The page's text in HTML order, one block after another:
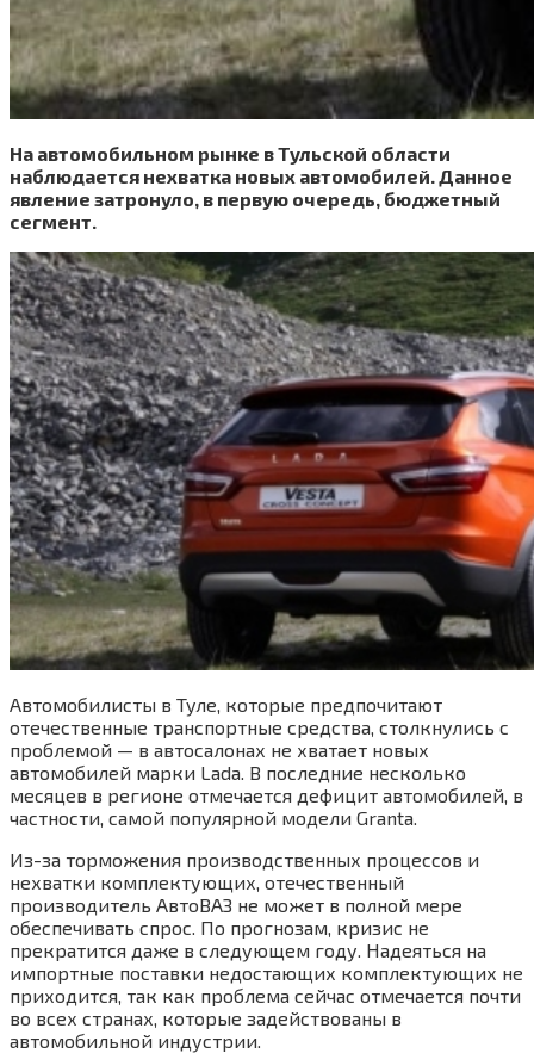
На автомобильном рынке в Тульской области
наблюдается нехватка новых автомобилей. Данное
явление затронуло, в первую очередь, бюджетный
сегмент.
Автомобилисты в Туле, которые предпочитают
отечественные транспортные средства, столкнулись с
проблемой — в автосалонах не хватает новых
автомобилей марки Lada. В последние несколько
месяцев в регионе отмечается дефицит автомобилей, в
частности, самой популярной модели Granta.
Из-за торможения производственных процессов и
нехватки комплектующих, отечественный
производитель АвтоВАЗ не может в полной мере
обеспечивать спрос. По прогнозам, кризис не
прекратится даже в следующем году. Надеяться на
импортные поставки недостающих комплектующих не
приходится, так как проблема сейчас отмечается почти
во всех странах, которые задействованы в
автомобильной индустрии.